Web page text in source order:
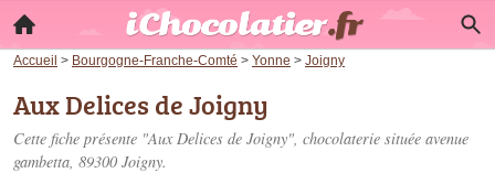
Accueil > Bourgogne-Franche-Comté > Yonne > Joigny
Aux Delices de Joigny
Cette fiche présente "Aux Delices de Joigny", chocolaterie située avenue
gambetta, 89300 Joigny.